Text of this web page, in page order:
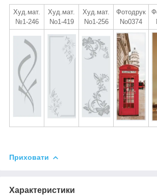
Худ.мат.
№1-246
Худ.мат.
No1-419
Худ.мат.
No1-256
Фотодрук
No0374
Приховати
Характеристики